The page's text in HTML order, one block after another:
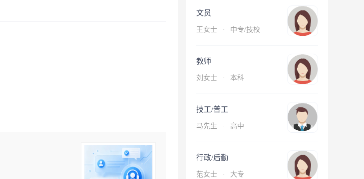
文员
王女士 · 中专/技校
教师
刘女士 · 本科
技工/普工
马先生 · 高中
行政/后勤
范女士 · 大专